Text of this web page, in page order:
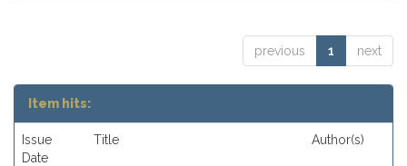
previous 1 next
Item hits:
Issue
Date
Title Author(s)